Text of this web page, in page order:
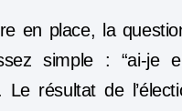
en place, la
simple : “ai-je
Le résultat de